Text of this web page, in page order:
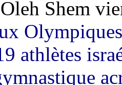
Shem
athlètes